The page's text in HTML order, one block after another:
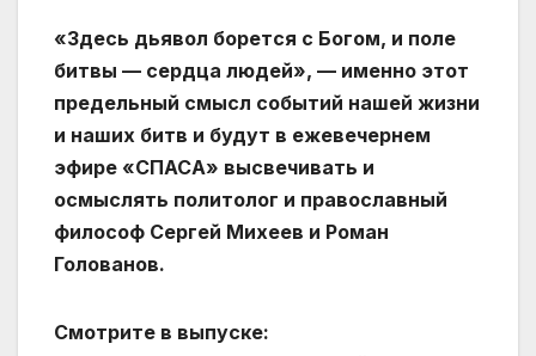
«Здесь дьявол борется с Богом, и поле
битвы — сердца людей», — именно этот
предельный смысл событий нашей жизни
и наших битв и будут в ежевечернем
эфире «СПАСА» высвечивать и
осмыслять политолог и православный
философ Сергей Михеев и Роман
Голованов.
Смотрите в выпуске: